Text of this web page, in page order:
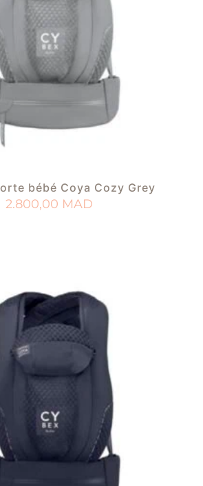
bébé Coya Cozy Grey
2.800,00 MAD